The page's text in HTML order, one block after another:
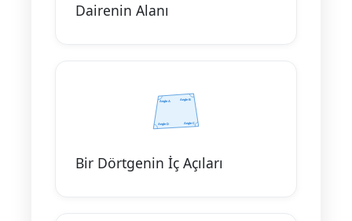
Dairenin Alanı
Bir Dörtgenin İç Açıları